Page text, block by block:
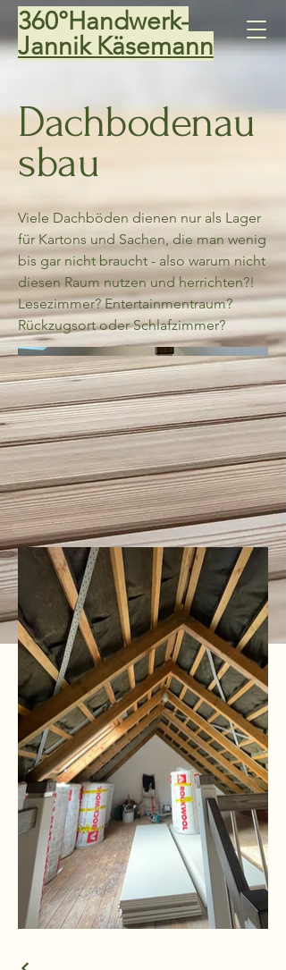
360°Handwerk-
Jannik Käsemann
Dachbodenau
sbau
Viele Dachböden dienen nur als Lager
für Kartons und Sachen, die man wenig
bis gar nicht braucht - also warum nicht
diesen Raum nutzen und herrichten?!
Lesezimmer? Entertainmentraum?
Rückzugsort oder Schlafzimmer?